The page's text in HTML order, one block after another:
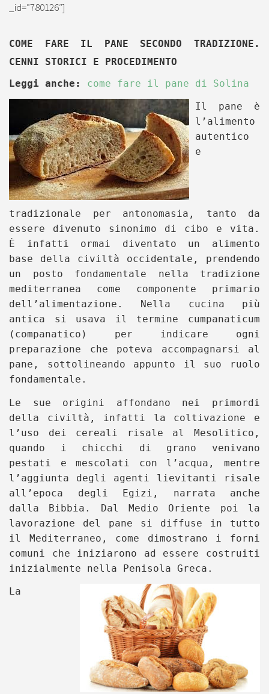
_id=”780126″]
COME FARE IL PANE SECONDO TRADIZIONE.
CENNI STORICI E PROCEDIMENTO
Leggi anche:
come fare il pane di Solina
Il pane è
l’alimento
autentico
e
tradizionale per antonomasia, tanto da
essere divenuto sinonimo di cibo e vita.
È infatti ormai diventato un alimento
base della civiltà occidentale, prendendo
un posto fondamentale nella tradizione
mediterranea come componente primario
dell’alimentazione. Nella cucina più
antica si usava il termine cumpanaticum
(companatico) per indicare ogni
preparazione che poteva accompagnarsi al
pane, sottolineando appunto il suo ruolo
fondamentale.
Le sue origini affondano nei primordi
della civiltà, infatti la coltivazione e
l’uso dei cereali risale al Mesolitico,
quando i chicchi di grano venivano
pestati e mescolati con l’acqua, mentre
l’aggiunta degli agenti lievitanti risale
all’epoca degli Egizi, narrata anche
dalla Bibbia. Dal Medio Oriente poi la
lavorazione del pane si diffuse in tutto
il Mediterraneo, come dimostrano i forni
comuni che iniziarono ad essere costruiti
inizialmente nella Penisola Greca.
La